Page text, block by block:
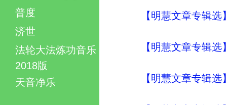
普度
济世
法轮大法炼功音乐
2018版
天音净乐
【明慧文章专辑
【明慧文章专辑
【明慧文章专辑